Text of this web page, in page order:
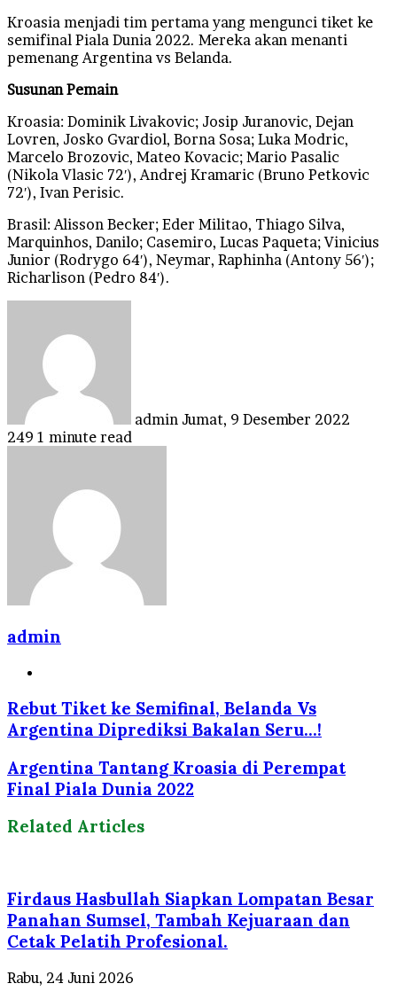
Kroasia menjadi tim pertama yang mengunci tiket ke
semifinal Piala Dunia 2022. Mereka akan menanti
pemenang Argentina vs Belanda.
Susunan Pemain
Kroasia: Dominik Livakovic; Josip Juranovic, Dejan
Lovren, Josko Gvardiol, Borna Sosa; Luka Modric,
Marcelo Brozovic, Mateo Kovacic; Mario Pasalic
(Nikola Vlasic 72′), Andrej Kramaric (Bruno Petkovic
72′), Ivan Perisic.
Brasil: Alisson Becker; Eder Militao, Thiago Silva,
Marquinhos, Danilo; Casemiro, Lucas Paqueta; Vinicius
Junior (Rodrygo 64′), Neymar, Raphinha (Antony 56′);
Richarlison (Pedro 84′).
admin Jumat, 9 Desember 2022
249 1 minute read
admin
Rebut Tiket ke Semifinal, Belanda Vs
Argentina Diprediksi Bakalan Seru...!
Argentina Tantang Kroasia di Perempat
Final Piala Dunia 2022
Related Articles
Firdaus Hasbullah Siapkan Lompatan Besar
Panahan Sumsel, Tambah Kejuaraan dan
Cetak Pelatih Profesional.
Rabu, 24 Juni 2026